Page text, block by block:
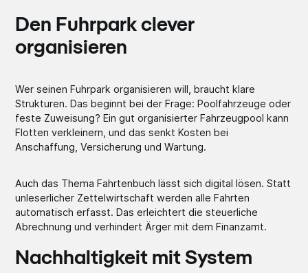
Den Fuhrpark clever
organisieren
Wer seinen Fuhrpark organisieren will, braucht klare
Strukturen. Das beginnt bei der Frage: Poolfahrzeuge oder
feste Zuweisung? Ein gut organisierter Fahrzeugpool kann
Flotten verkleinern, und das senkt Kosten bei
Anschaffung, Versicherung und Wartung.
Auch das Thema Fahrtenbuch lässt sich digital lösen. Statt
unleserlicher Zettelwirtschaft werden alle Fahrten
automatisch erfasst. Das erleichtert die steuerliche
Abrechnung und verhindert Ärger mit dem Finanzamt.
Nachhaltigkeit mit System